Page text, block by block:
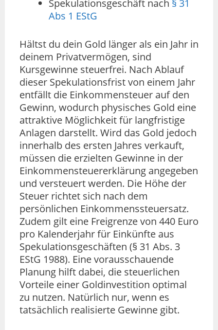
Spekulationsgeschäft nach § 31
Abs 1 EStG
Hältst du dein Gold länger als ein Jahr in
deinem Privatvermögen, sind
Kursgewinne steuerfrei. Nach Ablauf
dieser Spekulationsfrist von einem Jahr
entfällt die Einkommensteuer auf den
Gewinn, wodurch physisches Gold eine
attraktive Möglichkeit für langfristige
Anlagen darstellt. Wird das Gold jedoch
innerhalb des ersten Jahres verkauft,
müssen die erzielten Gewinne in der
Einkommensteuererklärung angegeben
und versteuert werden. Die Höhe der
Steuer richtet sich nach dem
persönlichen Einkommenssteuersatz.
Zudem gilt eine Freigrenze von 440 Euro
pro Kalenderjahr für Einkünfte aus
Spekulationsgeschäften (§ 31 Abs. 3
EStG 1988). Eine vorausschauende
Planung hilft dabei, die steuerlichen
Vorteile einer Goldinvestition optimal
zu nutzen. Natürlich nur, wenn es
tatsächlich realisierte Gewinne gibt.